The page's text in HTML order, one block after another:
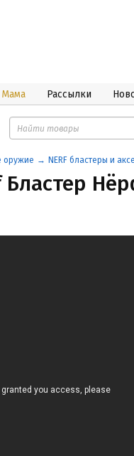
Мама Рассылки
оружие NERF бластеры и
Бластер